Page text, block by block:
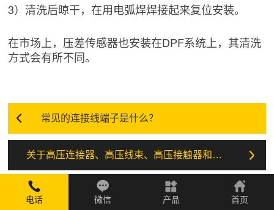
3）清洗后晾干，在用电弧焊焊接起来复位安装。
在市场上，压差传感器也安装在DPF系统上，其清洗
方式会有所不同。
常见的连接线端子是什么？
关于高压连接器、高压线束、高压接触器和熔断器核心气件方面的基础知识。
电话

微信 产品 首页